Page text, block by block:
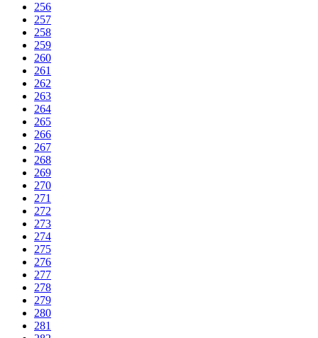
256
257
258
259
260
261
262
263
264
265
266
267
268
269
270
271
272
273
274
275
276
277
278
279
280
281